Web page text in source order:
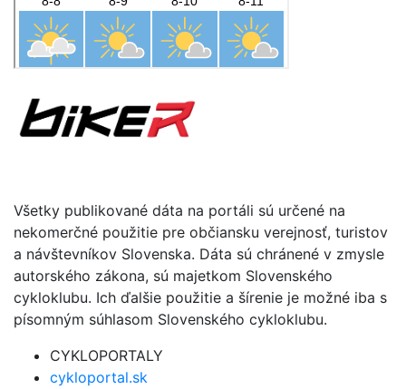
Všetky publikované dáta na portáli sú určené na
nekomerčné použitie pre občiansku verejnosť, turistov
a návštevníkov Slovenska. Dáta sú chránené v zmysle
autorského zákona, sú majetkom Slovenského
cykloklubu. Ich ďalšie použitie a šírenie je možné iba s
písomným súhlasom Slovenského cykloklubu.
CYKLOPORTALY
cykloportal.sk